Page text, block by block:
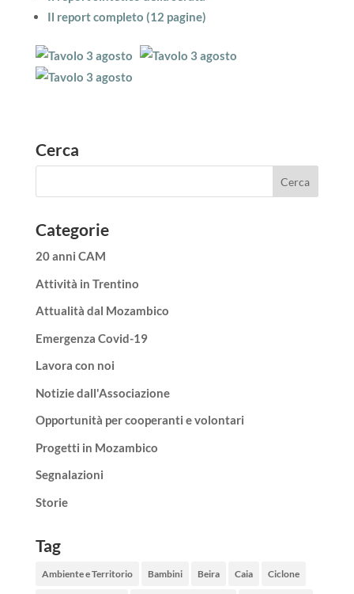
Il report completo (12 pagine)
Cerca
Categorie
20 anni CAM
Attività in Trentino
Attualità dal Mozambico
Emergenza Covid-19
Lavora con noi
Notizie dall'Associazione
Opportunità per cooperanti e volontari
Progetti in Mozambico
Segnalazioni
Storie
Tag
Ambiente e Territorio Bambini Beira Caia Ciclone